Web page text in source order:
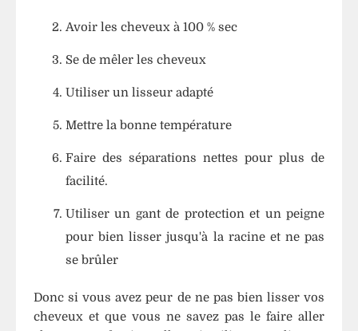
Avoir les cheveux à 100 % sec
Se de mêler les cheveux
Utiliser un lisseur adapté
Mettre la bonne température
Faire des séparations nettes pour plus de
facilité.
Utiliser un gant de protection et un peigne
pour bien lisser jusqu'à la racine et ne pas
se brûler
Donc si vous avez peur de ne pas bien lisser vos
cheveux et que vous ne savez pas le faire aller